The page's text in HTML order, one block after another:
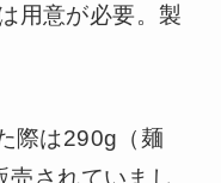
用意が必要。製
際は290g（麺
されていまし